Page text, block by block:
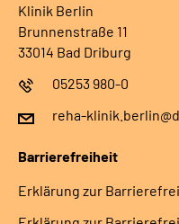
Klinik Berlin
Brunnenstraße 11
33014 Bad Driburg
05253 980-0
reha-
Barrierefreiheit
Erklärung zur